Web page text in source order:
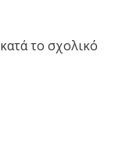
το σχολικό